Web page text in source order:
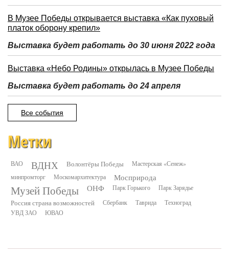
В Музее Победы открывается выставка «Как пуховый
платок оборону крепил»
Выставка будет работать до 30 июня 2022 года
Выставка «Небо Родины» открылась в Музее Победы
Выставка будет работать до 24 апреля
Все события
Метки
ВАО ВДНХ Волонтёры Победы
Мастерская «Сенеж»
минпромторг
Москомархитектура Мосприрода
Музей Победы ОНФ Парк Горького Парк Зарядье
Россия страна возможностей Сбербанк Таврида
Техноград
УВД ЗАО
ЮВАО